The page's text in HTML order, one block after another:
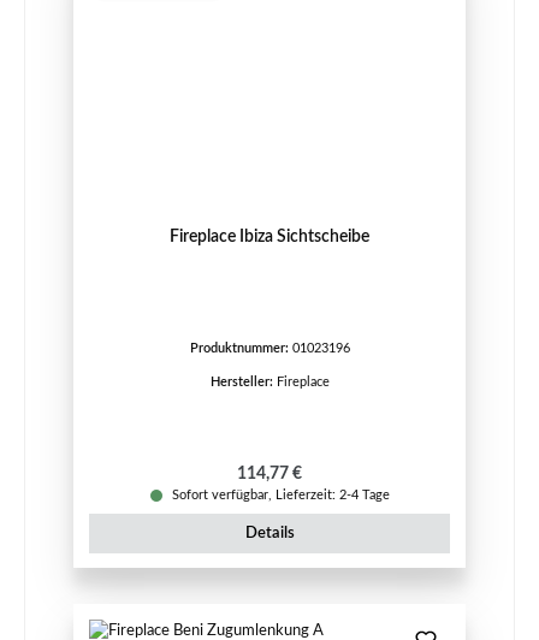
Fireplace Ibiza Sichtscheibe
Produktnummer: 01023196
Hersteller: Fireplace
Regulärer Preis:
114,77 €
Sofort verfügbar, Lieferzeit: 2-4 Tage
Details